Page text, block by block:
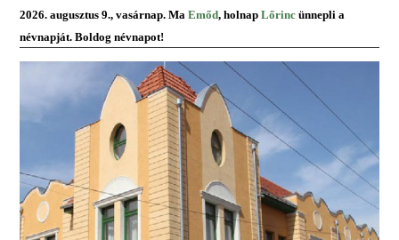
2026. augusztus 9., vasárnap. MaEmőd, holnap Lőrinc ünnepli a
névnapját. Boldog névnapot!